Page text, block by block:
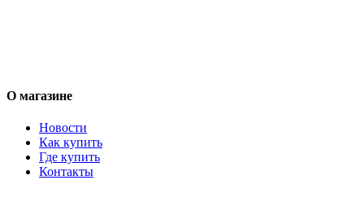
О магазине
Новости
Как купить
Где купить
Контакты